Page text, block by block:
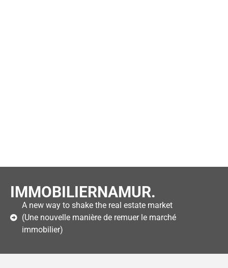
IMMOBILIERNAMUR.
A new way to shake the real estate market
(Une nouvelle manière de remuer le marché
immobilier)